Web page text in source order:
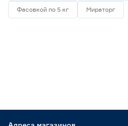
Фасовкой по 5 кг Мираторг